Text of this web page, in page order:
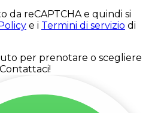
da reCAPTCHA e quindi si
e i Termini di servizio di
per prenotare o scegliere